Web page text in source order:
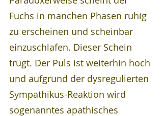
Fuchs in manchen Phasen ruhig
zu erscheinen und scheinbar
einzuschlafen. Dieser Schein
trügt. Der Puls ist weiterhin hoch
und aufgrund der dysregulierten
Sympathikus-Reaktion wird
sogenanntes apathisches